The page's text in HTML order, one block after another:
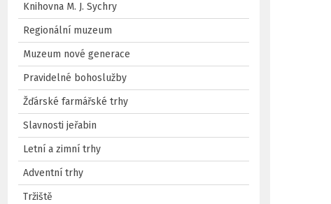
Knihovna M. J. Sychry
Regionální muzeum
Muzeum nové generace
Pravidelné bohoslužby
Žďárské farmářské trhy
Slavnosti jeřabin
Letní a zimní trhy
Adventní trhy
Tržiště